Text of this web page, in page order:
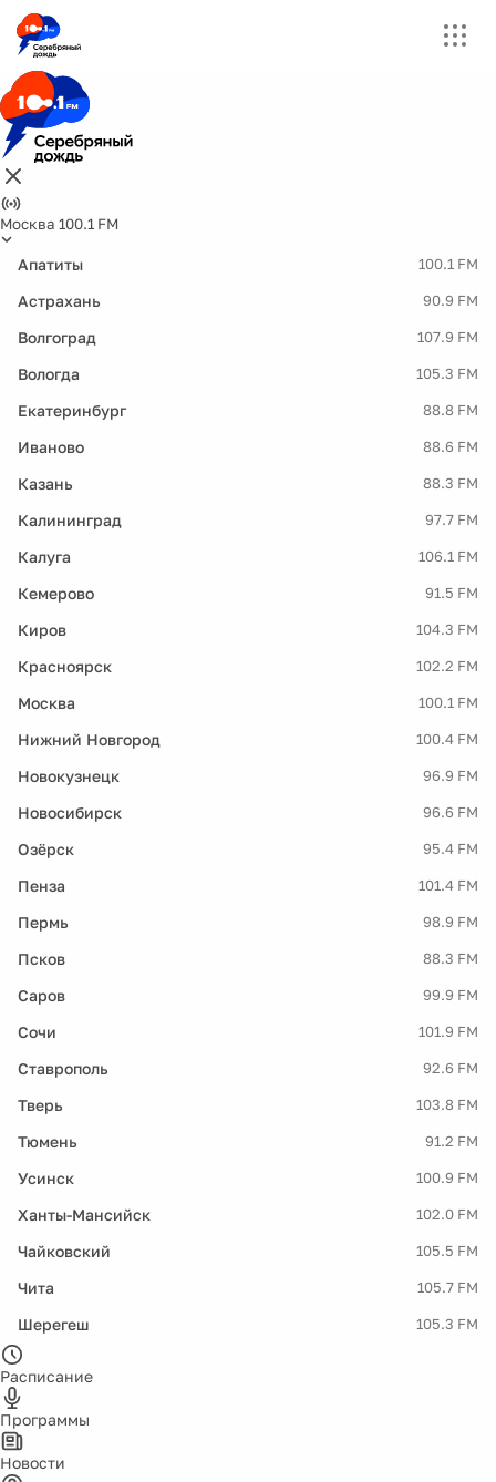
Москва 100.1 FM
Апатиты 100.1 FM
Астрахань 90.9 FM
Волгоград 107.9 FM
Вологда 105.3 FM
Екатеринбург 88.8 FM
Иваново 88.6 FM
Казань 88.3 FM
Калининград 97.7 FM
Калуга 106.1 FM
Кемерово 91.5 FM
Киров 104.3 FM
Красноярск 102.2 FM
Москва 100.1 FM
Нижний Новгород 100.4 FM
Новокузнецк 96.9 FM
Новосибирск 96.6 FM
Озёрск 95.4 FM
Пенза 101.4 FM
Пермь 98.9 FM
Псков 88.3 FM
Саров 99.9 FM
Сочи 101.9 FM
Ставрополь 92.6 FM
Тверь 103.8 FM
Тюмень 91.2 FM
Усинск 100.9 FM
Ханты-Мансийск 102.0 FM
Чайковский 105.5 FM
Чита 105.7 FM
Шерегеш 105.3 FM
Расписание
Программы
Новости